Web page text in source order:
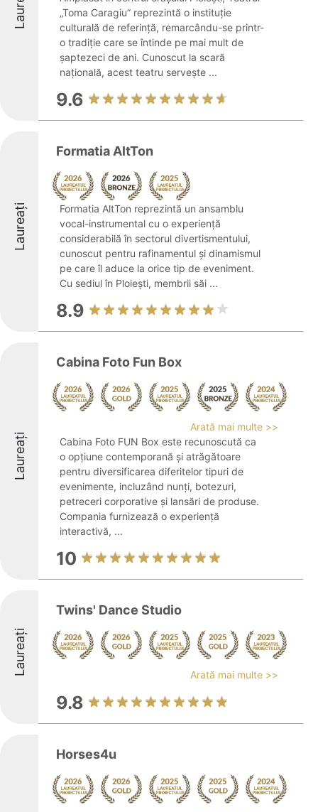
„Toma Caragiu” reprezintă o instituție
culturală de referință, remarcându-se printr-
o tradiție care se întinde pe mai mult de
șaptezeci de ani. Cunoscut la scară
națională, acest teatru servește ...
9.6
Laureați
Formatia AltTon
Formatia AltTon reprezintă un ansamblu
vocal-instrumental cu o experiență
considerabilă în sectorul divertismentului,
cunoscut pentru rafinamentul și dinamismul
pe care îl aduce la orice tip de eveniment.
Cu sediul în Ploiești, membrii săi ...
8.9
Laureați
Cabina Foto Fun Box
Arată mai multe >>
Cabina Foto FUN Box este recunoscută ca
o opțiune contemporană și atrăgătoare
pentru diversificarea diferitelor tipuri de
evenimente, incluzând nunți, botezuri,
petreceri corporative și lansări de produse.
Compania furnizează o experiență
interactivă, ...
10
Laureați
Twins' Dance Studio
Arată mai multe >>
9.8
Horses4u